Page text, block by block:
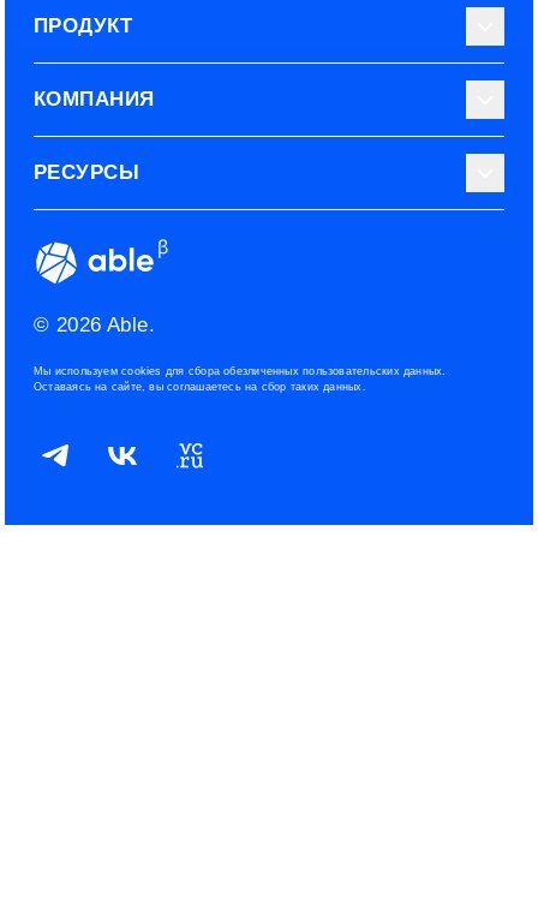
ПРОДУКТ
Библиотека тестов
Используйте Able
Эксперты
ROI рекрутинга
КОМПАНИЯ
О нас
Наши контакты
Условия использования
РЕСУРСЫ
Сообщество
© 2026 Able.
Мы используем cookies для сбора обезличенных пользовательских данных.
Оставаясь на сайте, вы соглашаетесь на сбор таких данных.